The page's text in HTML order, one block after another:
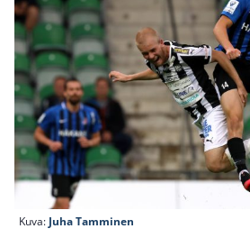
Kuva: Juha Tamminen